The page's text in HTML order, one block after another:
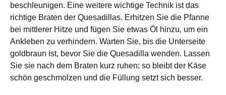
beschleunigen. Eine weitere wichtige Technik ist das
richtige Braten der Quesadillas. Erhitzen Sie die Pfanne
bei mittlerer Hitze und fügen Sie etwas Öl hinzu, um ein
Ankleben zu verhindern. Warten Sie, bis die Unterseite
goldbraun ist, bevor Sie die Quesadilla wenden. Lassen
Sie sie nach dem Braten kurz ruhen; so bleibt der Käse
schön geschmolzen und die Füllung setzt sich besser.